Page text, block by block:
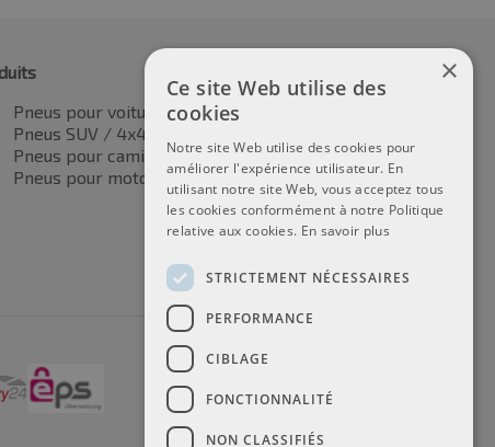
Pneus pour voitures
Pneus SUV / 4x4
Pneus pour camionnettes
Pneus pour motos
×
Ce site Web utilise des
cookies
Notre site Web utilise des cookies pour
améliorer l'expérience utilisateur. En
utilisant notre site Web, vous acceptez tous
les cookies conformément à notre Politique
relative aux cookies. En savoir plus
STRICTEMENT NÉCESSAIRES
PERFORMANCE
CIBLAGE
FONCTIONNALITÉ
NON CLASSIFIÉS